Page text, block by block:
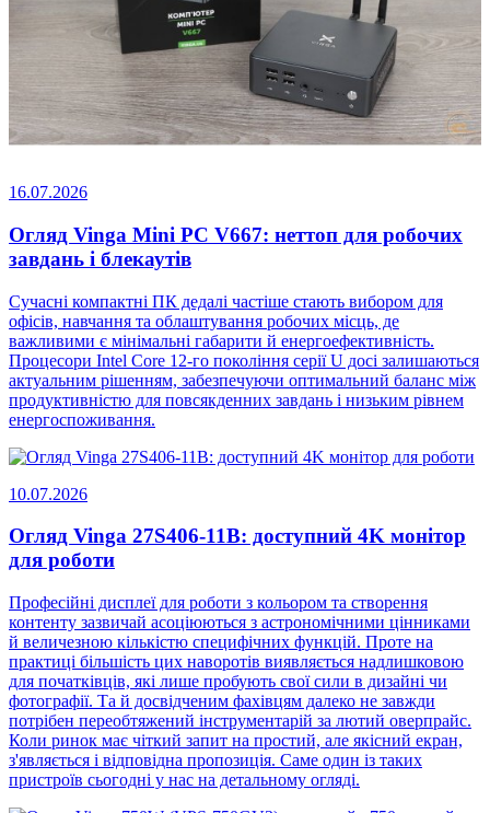
16.07.2026
Огляд Vinga Mini PC V667: неттоп для робочих
завдань і блекаутів
Сучасні компактні ПК дедалі частіше стають вибором для
офісів, навчання та облаштування робочих місць, де
важливими є мінімальні габарити й енергоефективність.
Процесори Intel Core 12-го покоління серії U досі залишаються
актуальним рішенням, забезпечуючи оптимальний баланс між
продуктивністю для повсякденних завдань і низьким рівнем
енергоспоживання.
10.07.2026
Огляд Vinga 27S406-11B: доступний 4K монітор
для роботи
Професійні дисплеї для роботи з кольором та створення
контенту зазвичай асоціюються з астрономічними цінниками
й величезною кількістю специфічних функцій. Проте на
практиці більшість цих наворотів виявляється надлишковою
для початківців, які лише пробують свої сили в дизайні чи
фотографії. Та й досвідченим фахівцям далеко не завжди
потрібен переобтяжений інструментарій за лютий оверпрайс.
Коли ринок має чіткий запит на простий, але якісний екран,
з'являється і відповідна пропозиція. Саме один із таких
пристроїв сьогодні у нас на детальному огляді.